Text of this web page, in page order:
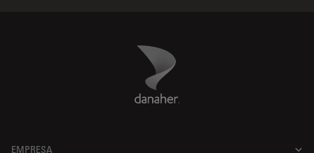
Danaher Logo
EMPRESA